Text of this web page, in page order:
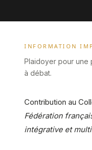
INFORMATION
Plaidoyer pour une
à débat.
Contribution au
Fédération
intégrative et